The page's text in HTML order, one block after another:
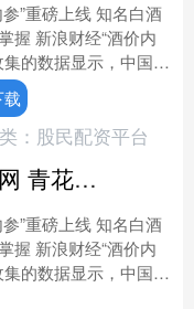
”重磅上线 知名白酒
握 新浪财经“酒价内
的数据显示，中国白
的终端零售总价7月
： 股民配资平台
投牛策略官网 青花郎二连阳 续创近一个月最高价
”重磅上线 知名白酒
握 新浪财经“酒价内
的数据显示，中国白
的终端零售总价7月